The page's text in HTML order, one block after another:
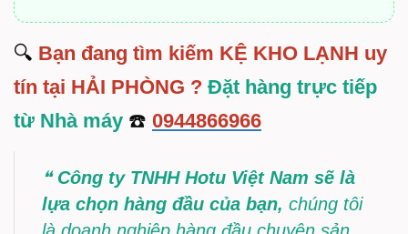
🔍 Bạn đang tìm kiếm KỆ KHO LẠNH uy
tín tại HẢI PHÒNG ? Đặt hàng trực tiếp
từ Nhà máy ☎️ 0944866966
❝ Công ty TNHH Hotu Việt Nam sẽ là
lựa chọn hàng đầu của bạn, chúng tôi
là doanh nghiệp hàng đầu chuyên sản